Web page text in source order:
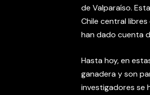
de Valparaíso.
Chile central
han dado cuenta
Hasta hoy, en
ganadera y son
investigadores se